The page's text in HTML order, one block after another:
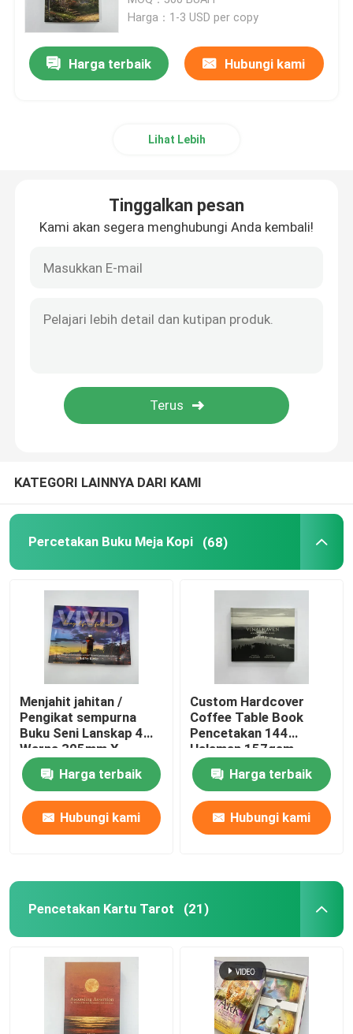
Pencetakan Buku Novel
Mencetak Buku Warni
Mencetak Alkitab yang Disesuaikan
Kotak Kemasan Hadiah
Harga：1-3 USD per copy
Harga terbaik Hubungi kami
Lihat Lebih
Tinggalkan pesan
Kami akan segera menghubungi Anda kembali!
KATEGORI LAINNYA DARI KAMI
Percetakan Buku Meja Kopi (68)
Menjahit jahitan /
Pengikat sempurna
Buku Seni Lanskap 4
Warna 305mm X
229mm
Harga terbaik
Hubungi kami
Custom Hardcover
Coffee Table Book
Pencetakan 144
Halaman 157gsm
Kertas Seni
Harga terbaik
Hubungi kami
Pencetakan Kartu Tarot (21)